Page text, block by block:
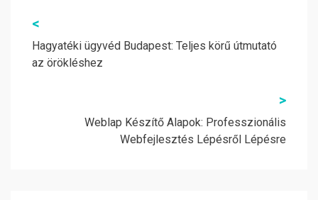
Bejegyzés
navigáció
<
Hagyatéki ügyvéd Budapest: Teljes körű útmutató
az örökléshez
>
Weblap Készítő Alapok: Professzionális
Webfejlesztés Lépésről Lépésre